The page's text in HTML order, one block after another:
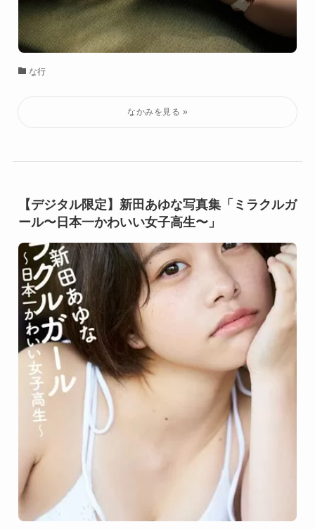
な行
【デジタル限定】新田あゆな写真集「ミラクルガ
ール〜日本一かわいい女子高生〜」